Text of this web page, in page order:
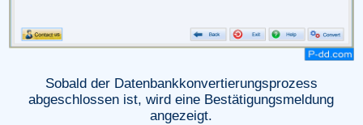
Sobald der Datenbankkonvertierungsprozess
abgeschlossen ist, wird eine Bestätigungsmeldung
angezeigt.